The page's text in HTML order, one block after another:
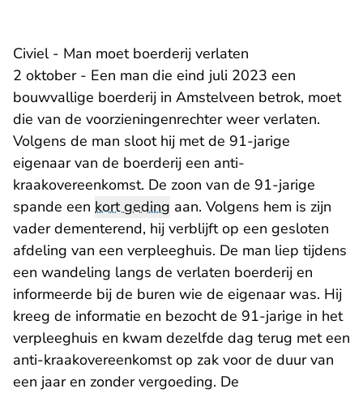
Civiel - Man moet boerderij verlaten
2 oktober - Een man die eind juli 2023 een
bouwvallige boerderij in Amstelveen betrok, moet
die van de voorzieningenrechter weer verlaten.
Volgens de man sloot hij met de 91-jarige
eigenaar van de boerderij een anti-
kraakovereenkomst. De zoon van de 91-jarige
spande een kort geding aan. Volgens hem is zijn
vader dementerend, hij verblijft op een gesloten
afdeling van een verpleeghuis. De man liep tijdens
een wandeling langs de verlaten boerderij en
informeerde bij de buren wie de eigenaar was. Hij
kreeg de informatie en bezocht de 91-jarige in het
verpleeghuis en kwam dezelfde dag terug met een
anti-kraakovereenkomst op zak voor de duur van
een jaar en zonder vergoeding. De